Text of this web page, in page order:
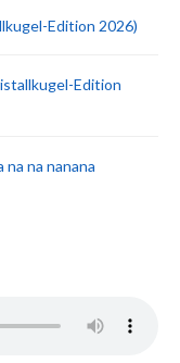
Edition 2026)
Edition
na na nanana